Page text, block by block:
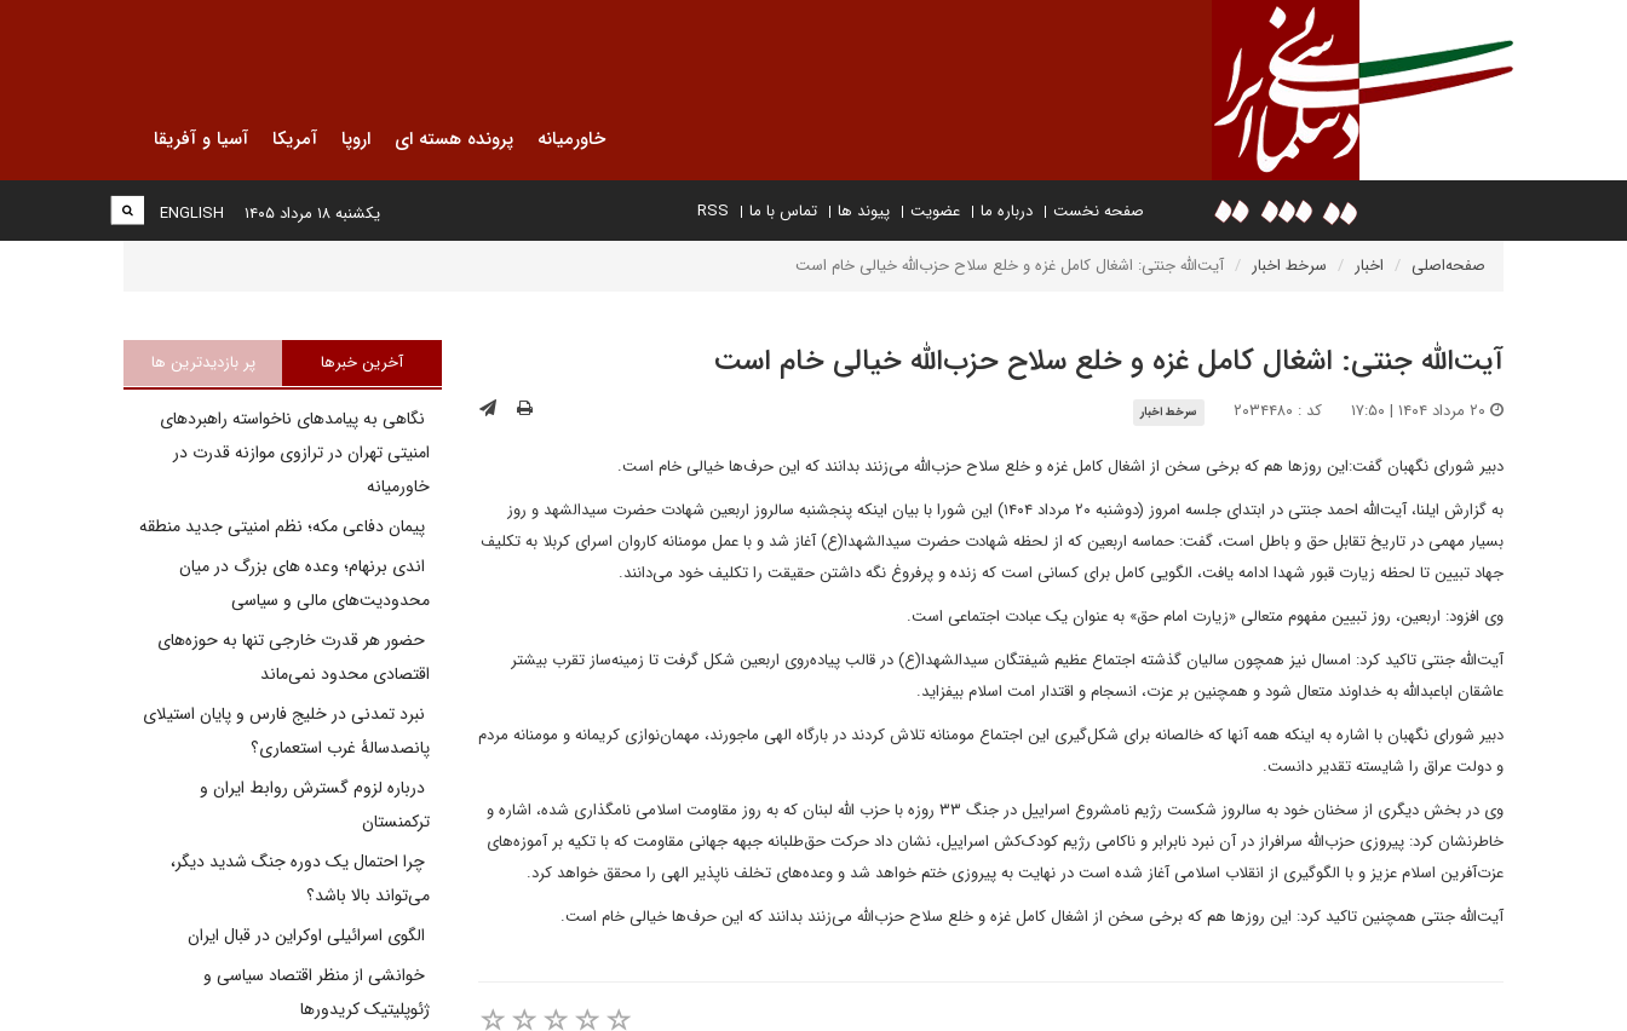
خاورمیانه پرونده هسته ای اروپا آمریکا آسیا و آفریقا
صفحه نخست درباره ما عضویت پیوند ها تماس با ما RSS
ENGLISH یکشنبه ۱۸ مرداد ۱۴۰۵
صفحه‌اصلی اخبار سرخط اخبار آیت‌الله جنتی: اشغال کامل غزه و خلع سلاح حزب‌الله خیالی خام است
آیت‌الله جنتی: اشغال کامل غزه و خلع سلاح حزب‌الله خیالی خام است
کد : ۲۰۳۴۴۸۰ سرخط اخبار
دبیر شورای نگهبان گفت:این روزها هم که برخی سخن از اشغال کامل غزه و خلع سلاح حزب‌الله می‌زنند بدانند که این حرف‌ها خیالی خام است.
به گزارش ایلنا، آیت‌الله احمد جنتی در ابتدای جلسه امروز (دوشنبه ۲۰ مرداد ۱۴۰۴) این شورا با بیان اینکه پنجشنبه سالروز اربعین شهادت حضرت سیدالشهد و روز
بسیار مهمی در تاریخ تقابل حق و باطل است، گفت: حماسه‌ اربعین که از لحظه شهادت حضرت سیدالشهدا(ع) آغاز شد و با عمل مومنانه کاروان اسرای کربلا به تکلیف
جهاد تبیین تا لحظه زیارت قبور شهدا ادامه یافت، الگویی کامل برای کسانی است که زنده و پرفروغ نگه داشتن حقیقت را تکلیف خود می‌دانند.
وی افزود: اربعین، روز تبیین مفهوم متعالی «زیارت امام حق» به عنوان یک عبادت اجتماعی است.
آیت‌الله جنتی تاکید کرد: امسال نیز همچون سالیان گذشته اجتماع عظیم شیفتگان سیدالشهدا(ع) در قالب پیاده‌روی اربعین شکل گرفت تا زمینه‌ساز تقرب بیشتر
عاشقان اباعبدالله به خداوند متعال شود و همچنین بر عزت، انسجام و اقتدار امت اسلام بیفزاید.
دبیر شورای نگهبان با اشاره به اینکه همه آنها که خالصانه برای شکل‌گیری این اجتماع مومنانه تلاش کردند در بارگاه الهی ماجورند، مهمان‌نوازی کریمانه و مومنانه مردم
و دولت عراق را شایسته تقدیر دانست.
وی در بخش دیگری از سخنان خود به سالروز شکست رژیم نامشروع اسراییل در جنگ ۳۳ روزه با حزب الله لبنان که به روز مقاومت اسلامی نامگذاری شده، اشاره و
خاطرنشان کرد: پیروزی حزب‌الله سرافراز در آن نبرد نابرابر و ناکامی رژیم کودک‌کش اسراییل، نشان داد حرکت حق‌طلبانه جبهه جهانی مقاومت که با تکیه بر آموزه‌های
عزت‌آفرین اسلام عزیز و با الگوگیری از انقلاب اسلامی آغاز شده است در نهایت به پیروزی ختم خواهد شد و وعده‌های تخلف ناپذیر الهی را محقق خواهد کرد.
آیت‌الله جنتی همچنین تاکید کرد: این روزها هم که برخی سخن از اشغال کامل غزه و خلع سلاح حزب‌الله می‌زنند بدانند که این حرف‌ها خیالی خام است.
آخرین خبرها پر بازدیدترین ها
نگاهی به پیامدهای ناخواسته راهبردهای
امنیتی تهران در ترازوی موازنه قدرت در
خاورمیانه
پیمان دفاعی مکه؛ نظم امنیتی جدید منطقه
اندی برنهام؛ وعده های بزرگ در میان
محدودیت‌های مالی و سیاسی
حضور هر قدرت خارجی تنها به حوزه‌های
اقتصادی محدود نمی‌ماند
نبرد تمدنی در خلیج فارس و پایان استیلای
پانصدسالۀ غرب استعماری؟
درباره لزوم گسترش روابط ایران و
ترکمنستان
چرا احتمال یک دوره جنگ شدید دیگر،
می‌تواند بالا باشد؟
الگوی اسرائیلی اوکراین در قبال ایران
خوانشی از منظر اقتصاد سیاسی و
ژئوپلیتیک کریدورها